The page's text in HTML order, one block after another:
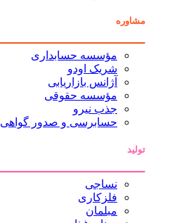
مشاوره
مؤسسه حسابداری
شریک اودو
آژانس بازاریابی
مؤسسه حقوقی
جذب نیرو
حسابرسی و صدور گواهی
تولید
نساجی
فلزکاری
مبلمان